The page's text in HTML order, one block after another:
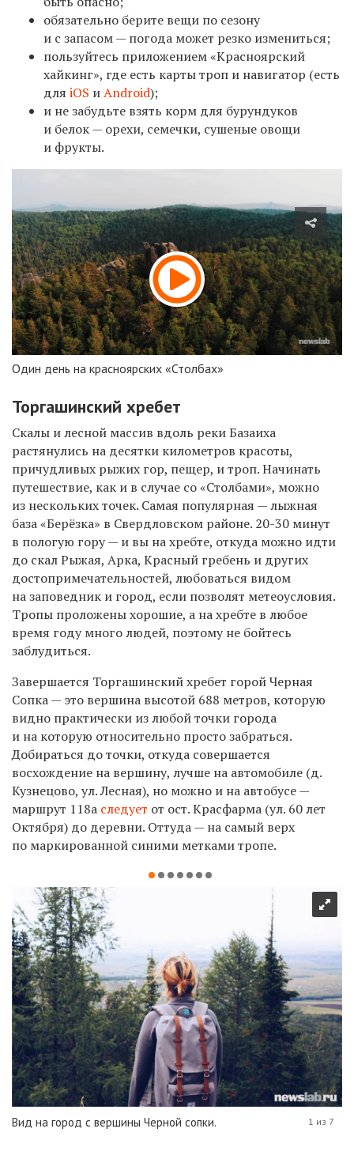
обязательно берите вещи по сезону
и с запасом — погода может резко измениться;
пользуйтесь приложением «Красноярский
хайкинг», где есть карты троп и навигатор (есть
для iOS иAndroid);
и не забудьте взять корм для бурундуков
и белок — орехи, семечки, сушеные овощи
и фрукты.
Один день на красноярских «Столбах»
Торгашинский хребет
Скалы и лесной массив вдоль реки Базаиха
растянулись на десятки километров красоты,
причудливых рыжих гор, пещер, и троп. Начинать
путешествие, как и в случае со «Столбами», можно
из нескольких точек. Самая популярная — лыжная
база «Берёзка» в Свердловском районе. 20-30 минут
в пологую гору — и вы на хребте, откуда можно идти
до скал Рыжая, Арка, Красный гребень и других
достопримечательностей, любоваться видом
на заповедник и город, если позволят метеоусловия.
Тропы проложены хорошие, а на хребте в любое
время году много людей, поэтому не бойтесь
заблудиться.
Завершается Торгашинский хребет горой Черная
Сопка — это вершина высотой 688 метров, которую
видно практически из любой точки города
и на которую относительно просто забраться.
Добираться до точки, откуда совершается
восхождение на вершину, лучше на автомобиле (д.
Кузнецово, ул. Лесная), но можно и на автобусе —
маршрут 118а следует от ост. Красфарма (ул. 60 лет
Октября) до деревни. Оттуда — на самый верх
по маркированной синими метками тропе.
Вид на город с вершины Черной сопки. 1 из 7